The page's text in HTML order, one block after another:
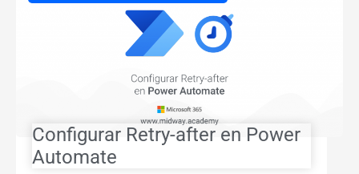
Configurar Retry-after en Power
Automate